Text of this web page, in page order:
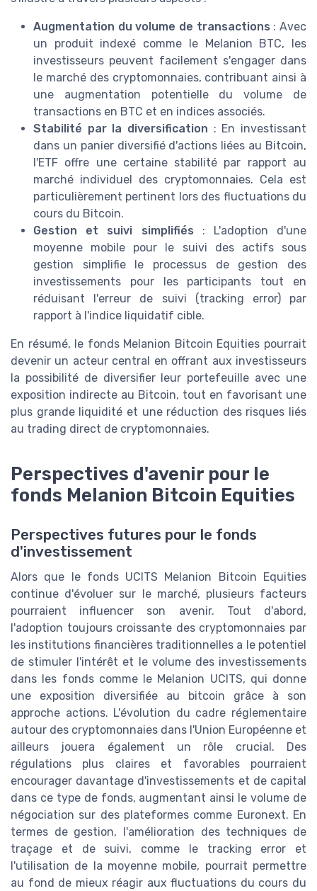
Augmentation du volume de transactions : Avec
un produit indexé comme le Melanion BTC, les
investisseurs peuvent facilement s'engager dans
le marché des cryptomonnaies, contribuant ainsi à
une augmentation potentielle du volume de
transactions en BTC et en indices associés.
Stabilité par la diversification : En investissant
dans un panier diversifié d'actions liées au Bitcoin,
l'ETF offre une certaine stabilité par rapport au
marché individuel des cryptomonnaies. Cela est
particulièrement pertinent lors des fluctuations du
cours du Bitcoin.
Gestion et suivi simplifiés : L'adoption d'une
moyenne mobile pour le suivi des actifs sous
gestion simplifie le processus de gestion des
investissements pour les participants tout en
réduisant l'erreur de suivi (tracking error) par
rapport à l'indice liquidatif cible.
En résumé, le fonds Melanion Bitcoin Equities pourrait
devenir un acteur central en offrant aux investisseurs
la possibilité de diversifier leur portefeuille avec une
exposition indirecte au Bitcoin, tout en favorisant une
plus grande liquidité et une réduction des risques liés
au trading direct de cryptomonnaies.
Perspectives d'avenir pour le
fonds Melanion Bitcoin Equities
Perspectives futures pour le fonds
d'investissement
Alors que le fonds UCITS Melanion Bitcoin Equities
continue d'évoluer sur le marché, plusieurs facteurs
pourraient influencer son avenir. Tout d'abord,
l'adoption toujours croissante des cryptomonnaies par
les institutions financières traditionnelles a le potentiel
de stimuler l'intérêt et le volume des investissements
dans les fonds comme le Melanion UCITS, qui donne
une exposition diversifiée au bitcoin grâce à son
approche actions. L'évolution du cadre réglementaire
autour des cryptomonnaies dans l'Union Européenne et
ailleurs jouera également un rôle crucial. Des
régulations plus claires et favorables pourraient
encourager davantage d'investissements et de capital
dans ce type de fonds, augmentant ainsi le volume de
négociation sur des plateformes comme Euronext. En
termes de gestion, l'amélioration des techniques de
traçage et de suivi, comme le tracking error et
l'utilisation de la moyenne mobile, pourrait permettre
au fond de mieux réagir aux fluctuations du cours du